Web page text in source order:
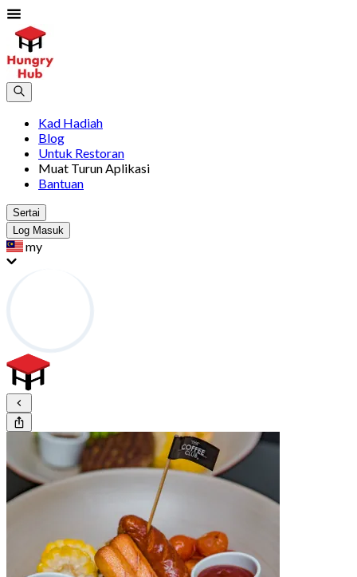
Kad Hadiah
Blog
Untuk Restoran
Muat Turun Aplikasi
Bantuan
Sertai
Log Masuk
my